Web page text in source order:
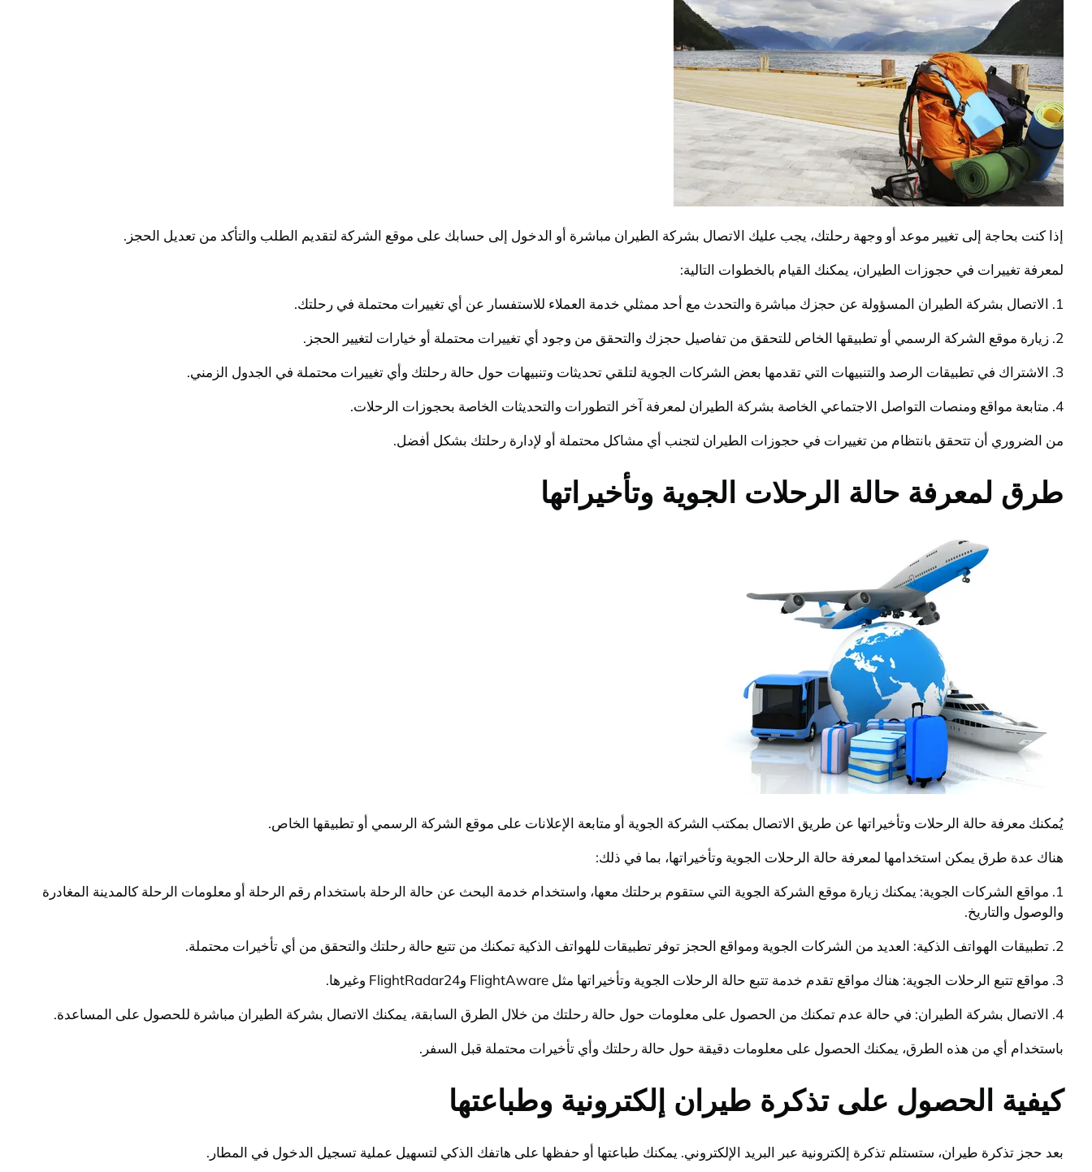
إذا كنت بحاجة إلى تغيير موعد أو وجهة رحلتك، يجب عليك الاتصال بشركة الطيران مباشرة أو الدخول إلى حسابك على موقع الشركة لتقديم الطلب والتأكد من تعديل الحجز.
لمعرفة تغييرات في حجوزات الطيران، يمكنك القيام بالخطوات التالية:
1. الاتصال بشركة الطيران المسؤولة عن حجزك مباشرة والتحدث مع أحد ممثلي خدمة العملاء للاستفسار عن أي تغييرات محتملة في رحلتك.
2. زيارة موقع الشركة الرسمي أو تطبيقها الخاص للتحقق من تفاصيل حجزك والتحقق من وجود أي تغييرات محتملة أو خيارات لتغيير الحجز.
3. الاشتراك في تطبيقات الرصد والتنبيهات التي تقدمها بعض الشركات الجوية لتلقي تحديثات وتنبيهات حول حالة رحلتك وأي تغييرات محتملة في الجدول الزمني.
4. متابعة مواقع ومنصات التواصل الاجتماعي الخاصة بشركة الطيران لمعرفة آخر التطورات والتحديثات الخاصة بحجوزات الرحلات.
من الضروري أن تتحقق بانتظام من تغييرات في حجوزات الطيران لتجنب أي مشاكل محتملة أو لإدارة رحلتك بشكل أفضل.
طرق لمعرفة حالة الرحلات الجوية وتأخيراتها
يُمكنك معرفة حالة الرحلات وتأخيراتها عن طريق الاتصال بمكتب الشركة الجوية أو متابعة الإعلانات على موقع الشركة الرسمي أو تطبيقها الخاص.
هناك عدة طرق يمكن استخدامها لمعرفة حالة الرحلات الجوية وتأخيراتها، بما في ذلك:
1. مواقع الشركات الجوية: يمكنك زيارة موقع الشركة الجوية التي ستقوم برحلتك معها، واستخدام خدمة البحث عن حالة الرحلة باستخدام رقم الرحلة أو معلومات الرحلة كالمدينة المغادرة
والوصول والتاريخ.
2. تطبيقات الهواتف الذكية: العديد من الشركات الجوية ومواقع الحجز توفر تطبيقات للهواتف الذكية تمكنك من تتبع حالة رحلتك والتحقق من أي تأخيرات محتملة.
3. مواقع تتبع الرحلات الجوية: هناك مواقع تقدم خدمة تتبع حالة الرحلات الجوية وتأخيراتها مثل FlightAware وFlightRadar24 وغيرها.
4. الاتصال بشركة الطيران: في حالة عدم تمكنك من الحصول على معلومات حول حالة رحلتك من خلال الطرق السابقة، يمكنك الاتصال بشركة الطيران مباشرة للحصول على المساعدة.
باستخدام أي من هذه الطرق، يمكنك الحصول على معلومات دقيقة حول حالة رحلتك وأي تأخيرات محتملة قبل السفر.
كيفية الحصول على تذكرة طيران إلكترونية وطباعتها
بعد حجز تذكرة طيران، ستستلم تذكرة إلكترونية عبر البريد الإلكتروني. يمكنك طباعتها أو حفظها على هاتفك الذكي لتسهيل عملية تسجيل الدخول في المطار.